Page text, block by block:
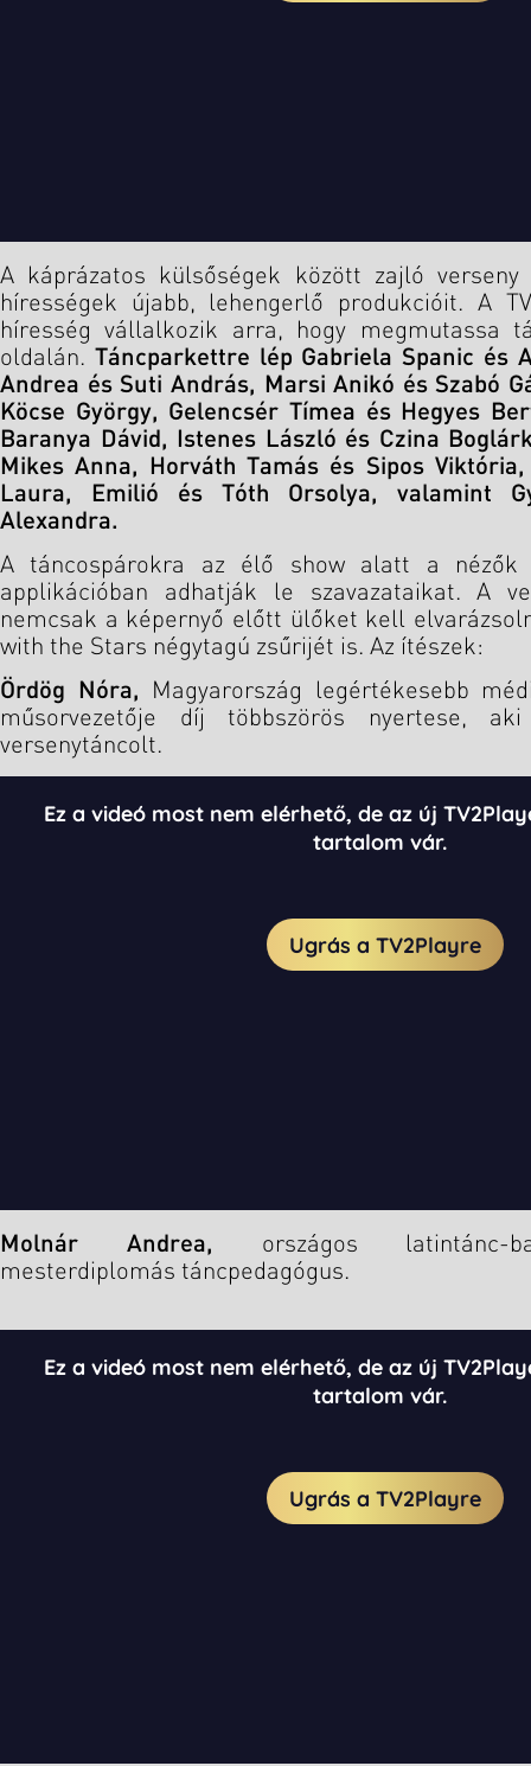
A káprázatos külsőségek között zajló
hírességek újabb, lehengerlő produkcióit. A
híresség vállalkozik arra, hogy megmutassa
oldalán. Táncparkettre lép Gabriela Spanic és
Andrea és Suti András, Marsi Anikó és Szabó
Köcse György, Gelencsér Tímea és Hegyes
Baranya Dávid, Istenes László és Czina
Mikes Anna, Horváth Tamás és Sipos
Laura, Emilió és Tóth Orsolya, valamint
Alexandra.
A táncospárokra az élő show alatt a nézők
applikációban adhatják le szavazataikat. A
nemcsak a képernyő előtt ülőket kell
with the Stars négytagú zsűrijét is. Az ítészek:
Ördög Nóra, Magyarország legértékesebb
műsorvezetője díj többszörös nyertese,
versenytáncolt.
Molnár Andrea, országos latintánc-
mesterdiplomás táncpedagógus.